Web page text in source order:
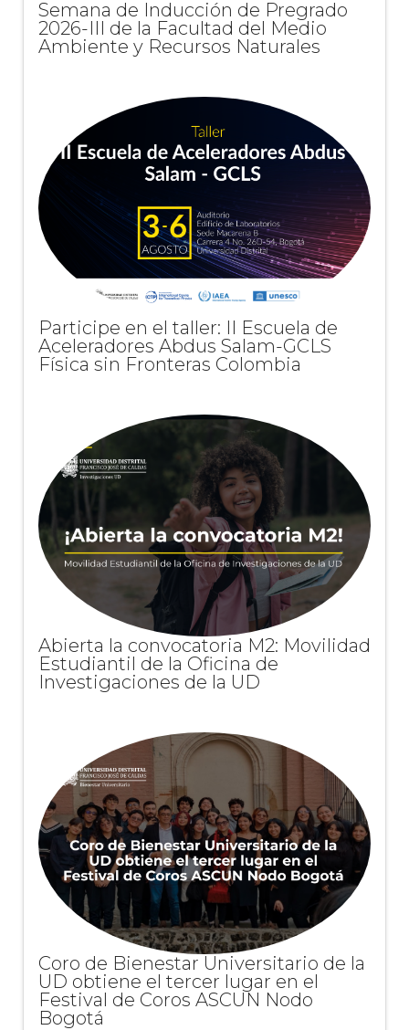
Semana de Inducción de Pregrado
2026-III de la Facultad del Medio
Ambiente y Recursos Naturales
Participe en el taller: II Escuela de
Aceleradores Abdus Salam-GCLS
Física sin Fronteras Colombia
Abierta la convocatoria M2: Movilidad
Estudiantil de la Oficina de
Investigaciones de la UD
Coro de Bienestar Universitario de la
UD obtiene el tercer lugar en el
Festival de Coros ASCUN Nodo
Bogotá